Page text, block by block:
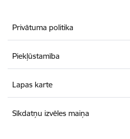
Privātuma politika
Piekļūstamība
Lapas karte
Sīkdatņu izvēles maiņa